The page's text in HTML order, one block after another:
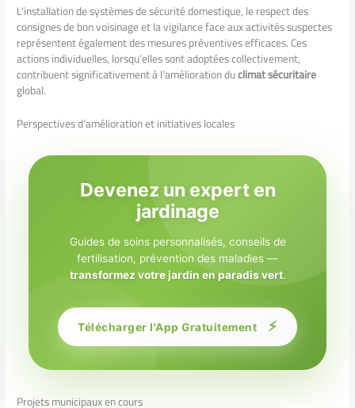
L’installation de systèmes de sécurité domestique, le respect des
consignes de bon voisinage et la vigilance face aux activités suspectes
représentent également des mesures préventives efficaces. Ces
actions individuelles, lorsqu’elles sont adoptées collectivement,
contribuent significativement à l’amélioration duclimat sécuritaire
global.
Perspectives d’amélioration et initiatives locales
Devenez un expert en
jardinage
Guides de soins personnalisés, conseils de
fertilisation, prévention des maladies —
transformez votre jardin en paradis vert.
Télécharger l'App Gratuitement ⚡
Projets municipaux en cours